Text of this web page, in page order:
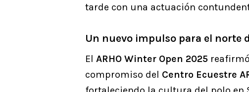
tarde con una actuación
Un nuevo impulso para el norte
El ARHO Winter Open 2025
compromiso del Centro Ecuestre